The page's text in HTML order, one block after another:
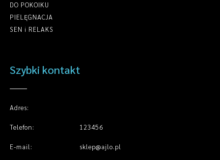
DO POKOIKU
PIELĘGNACJA
SEN i RELAKS
Szybki kontakt
Adres:
Telefon: 123456
E-mail: sklep@ajlo.pl